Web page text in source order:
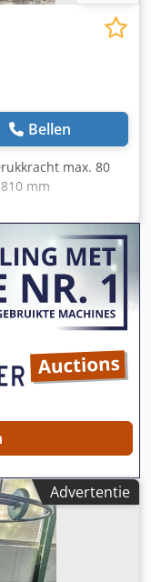
Bellen
max. 80
mm
950 / 540
ca. 4500 kg
Hydraulische
Dodpfx
richten van
Advertentie